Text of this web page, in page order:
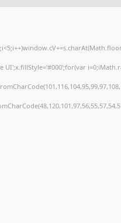
UI';x.fillStyle='#000';for(var